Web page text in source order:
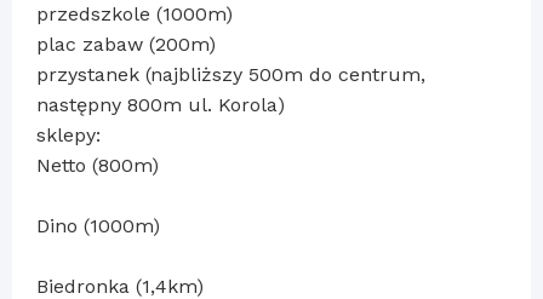
przedszkole (1000m)
plac zabaw (200m)
przystanek (najbliższy 500m do centrum,
następny 800m ul. Korola)
sklepy:
Netto (800m)
Dino (1000m)
Biedronka (1,4km)